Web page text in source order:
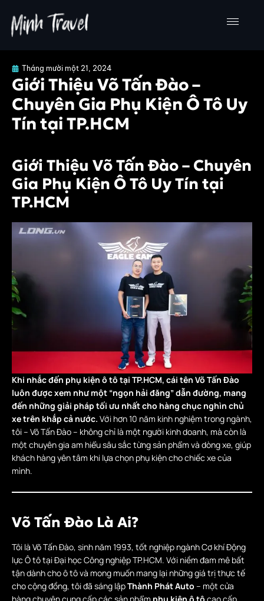
nội
Tháng mười một 21, 2024
Giới Thiệu Võ Tấn Đào –
Chuyên Gia Phụ Kiện Ô Tô Uy
Tín tại TP.HCM
Giới Thiệu Võ Tấn Đào – Chuyên
Gia Phụ Kiện Ô Tô Uy Tín tại
TP.HCM
Khi nhắc đến phụ kiện ô tô tại TP.HCM, cái tên Võ Tấn Đào
luôn được xem như một “ngọn hải đăng” dẫn đường, mang
đến những giải pháp tối ưu nhất cho hàng chục nghìn chủ
xe trên khắp cả nước. Với hơn 10 năm kinh nghiệm trong ngành,
tôi – Võ Tấn Đào – không chỉ là một người kinh doanh, mà còn là
một chuyên gia am hiểu sâu sắc từng sản phẩm và dòng xe, giúp
khách hàng yên tâm khi lựa chọn phụ kiện cho chiếc xe của
mình.
Võ Tấn Đào Là Ai?
Tôi là Võ Tấn Đào, sinh năm 1993, tốt nghiệp ngành Cơ khí Động
lực Ô tô tại Đại học Công nghiệp TP.HCM. Với niềm đam mê bất
tận dành cho ô tô và mong muốn mang lại những giá trị thực tế
cho cộng đồng, tôi đã sáng lậpThành Phát Auto – một cửa